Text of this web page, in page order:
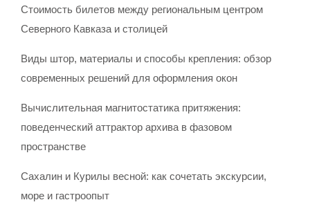
Стоимость билетов между региональным центром
Северного Кавказа и столицей
Виды штор, материалы и способы крепления: обзор
современных решений для оформления окон
Вычислительная магнитостатика притяжения:
поведенческий аттрактор архива в фазовом
пространстве
Сахалин и Курилы весной: как сочетать экскурсии,
море и гастроопыт